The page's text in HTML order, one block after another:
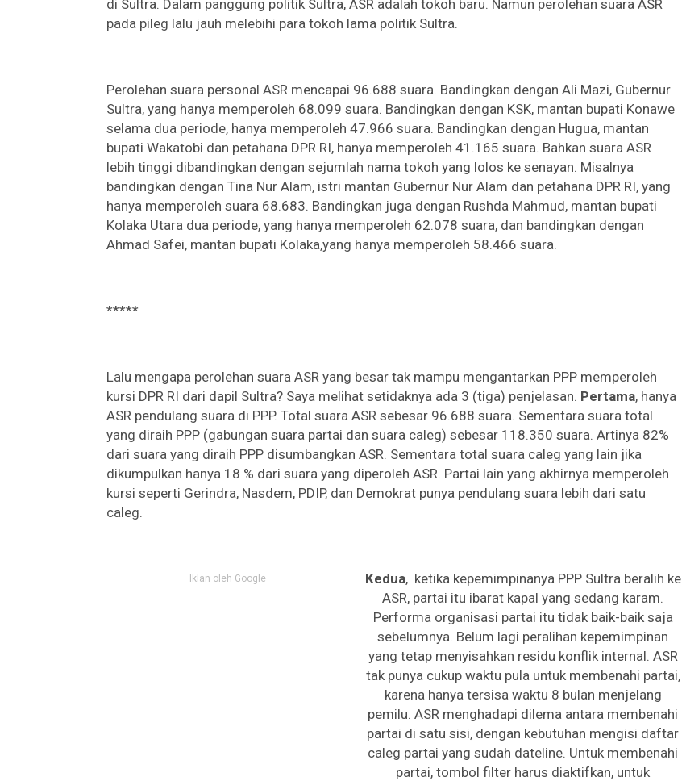
di Sultra. Dalam panggung politik Sultra, ASR adalah tokoh baru. Namun perolehan suara ASR
pada pileg lalu jauh melebihi para tokoh lama politik Sultra.
Perolehan suara personal ASR mencapai 96.688 suara. Bandingkan dengan Ali Mazi, Gubernur
Sultra, yang hanya memperoleh 68.099 suara. Bandingkan dengan KSK, mantan bupati Konawe
selama dua periode, hanya memperoleh 47.966 suara. Bandingkan dengan Hugua, mantan
bupati Wakatobi dan petahana DPR RI, hanya memperoleh 41.165 suara. Bahkan suara ASR
lebih tinggi dibandingkan dengan sejumlah nama tokoh yang lolos ke senayan. Misalnya
bandingkan dengan Tina Nur Alam, istri mantan Gubernur Nur Alam dan petahana DPR RI, yang
hanya memperoleh suara 68.683. Bandingkan juga dengan Rushda Mahmud, mantan bupati
Kolaka Utara dua periode, yang hanya memperoleh 62.078 suara, dan bandingkan dengan
Ahmad Safei, mantan bupati Kolaka,yang hanya memperoleh 58.466 suara.
*****
Lalu mengapa perolehan suara ASR yang besar tak mampu mengantarkan PPP memperoleh
kursi DPR RI dari dapil Sultra? Saya melihat setidaknya ada 3 (tiga) penjelasan. Pertama, hanya
ASR pendulang suara di PPP. Total suara ASR sebesar 96.688 suara. Sementara suara total
yang diraih PPP (gabungan suara partai dan suara caleg) sebesar 118.350 suara. Artinya 82%
dari suara yang diraih PPP disumbangkan ASR. Sementara total suara caleg yang lain jika
dikumpulkan hanya 18 % dari suara yang diperoleh ASR. Partai lain yang akhirnya memperoleh
kursi seperti Gerindra, Nasdem, PDIP, dan Demokrat punya pendulang suara lebih dari satu
caleg.
Iklan oleh Google Kedua, ketika kepemimpinanya PPP Sultra beralih ke
ASR, partai itu ibarat kapal yang sedang karam.
Performa organisasi partai itu tidak baik-baik saja
sebelumnya. Belum lagi peralihan kepemimpinan
yang tetap menyisahkan residu konflik internal. ASR
tak punya cukup waktu pula untuk membenahi partai,
karena hanya tersisa waktu 8 bulan menjelang
pemilu. ASR menghadapi dilema antara membenahi
partai di satu sisi, dengan kebutuhan mengisi daftar
caleg partai yang sudah dateline. Untuk membenahi
partai, tombol filter harus diaktifkan, untuk